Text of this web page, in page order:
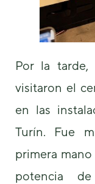
Por la tarde,
visitaron el
en las
Turín. Fue
primera
potencia